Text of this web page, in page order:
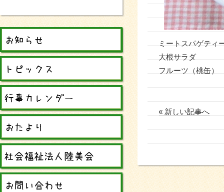
ミートスパゲティ
大根サラダ
フルーツ（桃缶）
« 新しい記事へ